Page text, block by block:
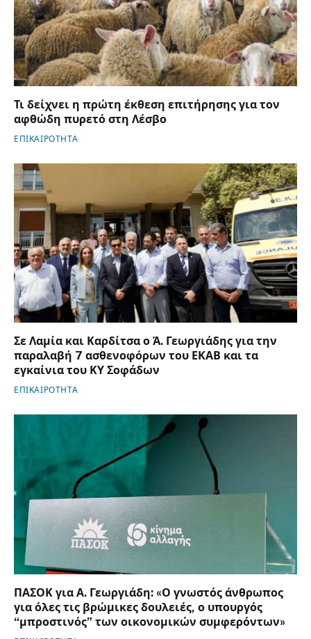
Τι δείχνει η πρώτη έκθεση επιτήρησης για τον
αφθώδη πυρετό στη Λέσβο
ΕΠΙΚΑΙΡΟΤΗΤΑ
Σε Λαμία και Καρδίτσα ο Ά. Γεωργιάδης για την
παραλαβή 7 ασθενοφόρων του ΕΚΑΒ και τα
εγκαίνια του ΚΥ Σοφάδων
ΕΠΙΚΑΙΡΟΤΗΤΑ
ΠΑΣΟΚ για Α. Γεωργιάδη: «Ο γνωστός άνθρωπος
για όλες τις βρώμικες δουλειές, ο υπουργός
“μπροστινός” των οικονομικών συμφερόντων»